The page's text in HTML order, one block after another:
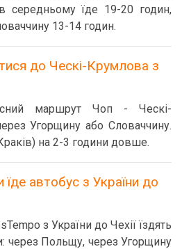
середньому їде 19-20 годин,
13-14 годин.
до Ческі-Крумлова з
маршрут Чоп - Ческі-
Угорщину або Словаччину.
на 2-3 години довше.
їде автобус з України до
з України до Чехії їздять
через Польщу, через Угорщину